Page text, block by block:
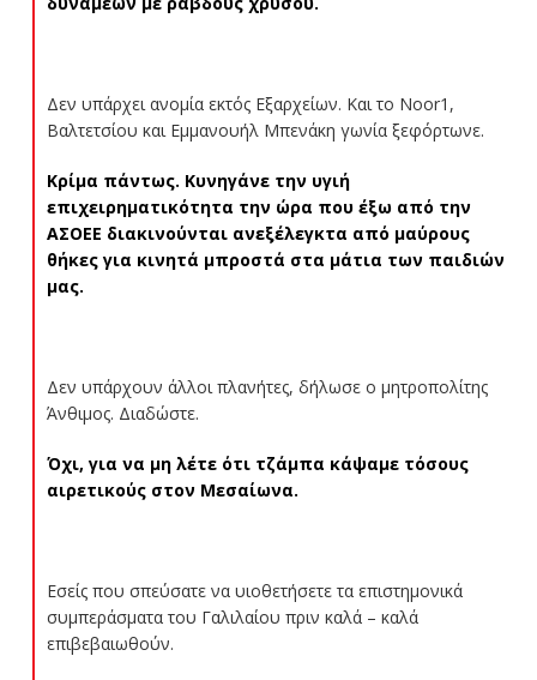
Δεν υπάρχει ανομία εκτός Εξαρχείων. Και το Noor1,
Βαλτετσίου και Εμμανουήλ Μπενάκη γωνία ξεφόρτωνε.
Κρίμα πάντως. Κυνηγάνε την υγιή
επιχειρηματικότητα την ώρα που έξω από την
ΑΣΟΕΕ διακινούνται ανεξέλεγκτα από μαύρους
θήκες για κινητά μπροστά στα μάτια των παιδιών
μας.
Δεν υπάρχουν άλλοι πλανήτες, δήλωσε ο μητροπολίτης
Άνθιμος. Διαδώστε.
Όχι, για να μη λέτε ότι τζάμπα κάψαμε τόσους
αιρετικούς στον Μεσαίωνα.
Εσείς που σπεύσατε να υιοθετήσετε τα επιστημονικά
συμπεράσματα του Γαλιλαίου πριν καλά – καλά
επιβεβαιωθούν.